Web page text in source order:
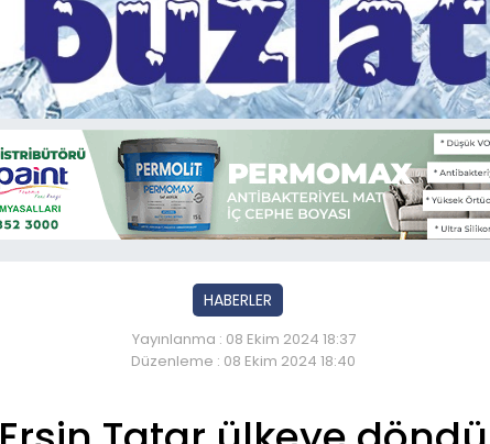
HABERLER
Yayınlanma : 08 Ekim 2024 18:37
Düzenleme : 08 Ekim 2024 18:40